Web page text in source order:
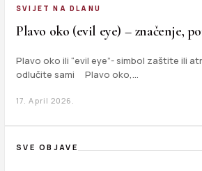
SVIJET NA DLANU
Plavo oko (evil eye) – značenje,
Plavo oko ili “evil eye”- simbol zaštite ili
odlučite sami Plavo oko,…
17. April 2026.
SVE OBJAVE